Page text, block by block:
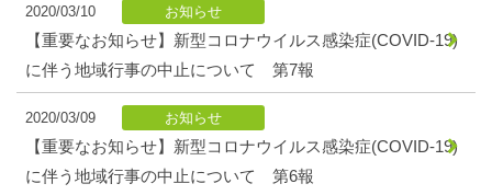
2020/03/10 お知らせ
【重要なお知らせ】新型コロナウイルス感染症(COVID-19)
に伴う地域行事の中止について 第7報
2020/03/09 お知らせ
【重要なお知らせ】新型コロナウイルス感染症(COVID-19)
に伴う地域行事の中止について 第6報